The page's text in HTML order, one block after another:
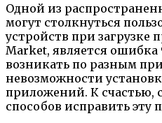
Одной из
могут столкнуться
устройств при загрузке
Market, является
возникать по разным
невозможности
приложений. К счастью,
способов исправить эту